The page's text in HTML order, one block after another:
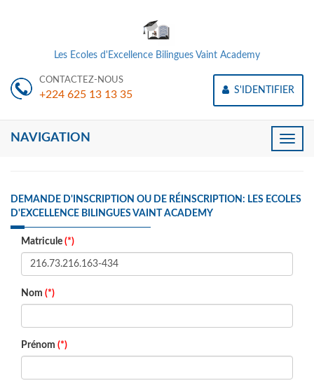
Les Ecoles d'Excellence Bilingues Vaint Academy
CONTACTEZ-NOUS
+224 625 13 13 35 S'IDENTIFIER
Toggle
NAVIGATION
DEMANDE D'INSCRIPTION OU DE RÉINSCRIPTION: LES ECOLES
D'EXCELLENCE BILINGUES VAINT ACADEMY
Matricule (*)
Nom (*)
Prénom (*)